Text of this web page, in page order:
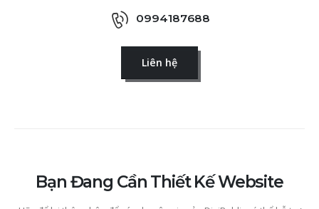
0994187688
Liên hệ
Bạn Đang Cần Thiết Kế Website